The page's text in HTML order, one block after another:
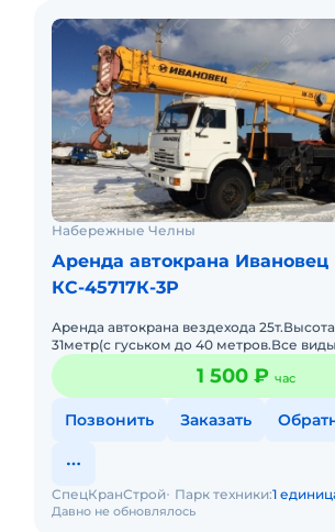
Набережные Челны
Аренда автокрана Ивановец
КС-45717К-3Р
Аренда автокрана вездехода
31метр(с гуськом до 40 метров.Все виды
грузоподъемных работ.Полный пакет
Ростехнадзора.Наличный,безнали
1 500 ₽ час
Позвонить Заказать
Давно не обновлялось
СпецКранСтрой Парк техники:1